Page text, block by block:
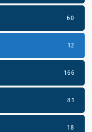
60
12
166
81
18